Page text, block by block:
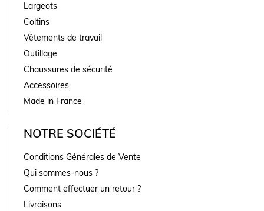
Largeots
Coltins
Vêtements de travail
Outillage
Chaussures de sécurité
Accessoires
Made in France
NOTRE SOCIÉTÉ
Conditions Générales de Vente
Qui sommes-nous ?
Comment effectuer un retour ?
Livraisons